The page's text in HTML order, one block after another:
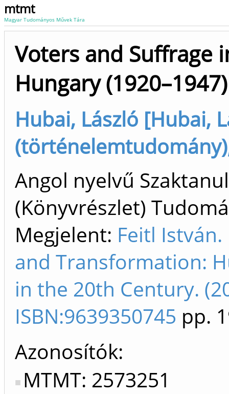
mtmt
Magyar Tudományos Művek Tára
Voters and Suffrage
Hungary (1920–1947)
Hubai, László [Hubai,
Angol nyelvű
(Könyvrészlet)
Megjelent: Feitl István.
and Transformation:
in the 20th Century.
ISBN:9639350745 pp.
Azonosítók
MTMT: 2573251